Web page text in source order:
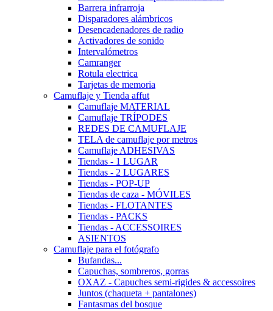
Barrera infrarroja
Disparadores alámbricos
Desencadenadores de radio
Activadores de sonido
Intervalómetros
Camranger
Rotula electrica
Tarjetas de memoria
Camuflaje y Tienda affut
Camuflaje MATERIAL
Camuflaje TRÍPODES
REDES DE CAMUFLAJE
TELA de camuflaje por metros
Camuflaje ADHESIVAS
Tiendas - 1 LUGAR
Tiendas - 2 LUGARES
Tiendas - POP-UP
Tiendas de caza - MÓVILES
Tiendas - FLOTANTES
Tiendas - PACKS
Tiendas - ACCESSOIRES
ASIENTOS
Camuflaje para el fotógrafo
Bufandas...
Capuchas, sombreros, gorras
OXAZ - Capuches semi-rigides & accessoires
Juntos (chaqueta + pantalones)
Fantasmas del bosque